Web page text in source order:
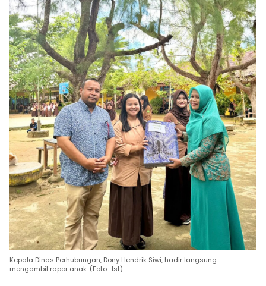
Kepala Dinas Perhubungan, Dony Hendrik Siwi, hadir langsung
mengambil rapor anak. (Foto : Ist)